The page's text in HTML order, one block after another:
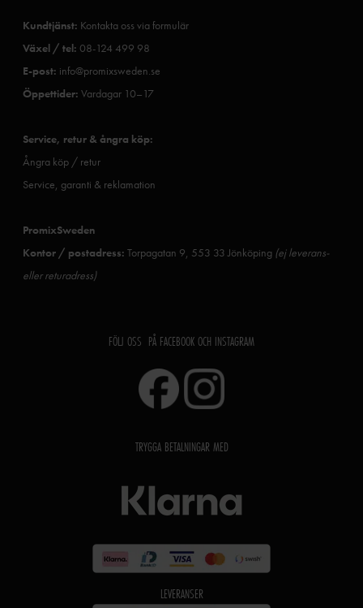
Kundtjänst: Kontakta oss via formulär
Växel / tel: 08-124 499 98
E-post: info@promixsweden.se
Öppettider: Vardagar 10–17
Service, retur & ångra köp:
Ångra köp / retur
Service, garanti & reklamation
PromixSweden
Kontor / postadress: Torpagatan 9, 553 33 Jönköping (ej leverans-
eller returadress)
FÖLJ OSS PÅ FACEBOOK OCH INSTAGRAM
TRYGGA BETALNINGAR MED
LEVERANSER